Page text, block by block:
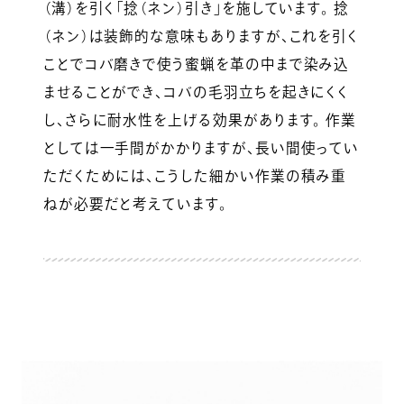
（溝）を引く「捻（ネン）引き」を施しています。 捻
（ネン）は装飾的な意味もありますが、これを引く
ことでコバ磨きで使う蜜蝋を革の中まで染み込
ませることができ、コバの毛羽立ちを起きにくく
し、さらに耐水性を上げる効果があります。 作業
としては一手間がかかりますが、長い間使ってい
ただくためには、こうした細かい作業の積み重
ねが必要だと考えています。